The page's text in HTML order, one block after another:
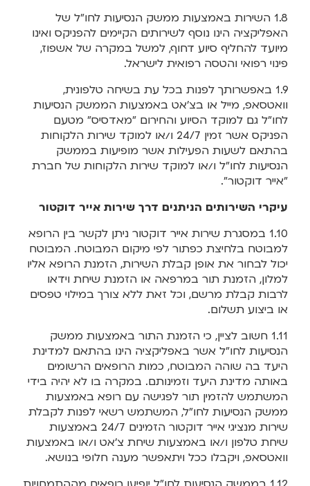
1.8 השירות באמצעות ממשק הנסיעות לחו"ל של
האפליקציה הינו נוסף לשירותים הקיימים להפניקס ואינו
מיועד להחליף סיוע דחוף, למשל במקרה של אשפוז,
פינוי רפואי והטסה רפואית לישראל.
1.9 באפשרותך לפנות בכל עת בשיחה טלפונית,
וואטסאפ, מייל או בצ'אט באמצעות הממשק הנסיעות
לחו"ל גם למוקד הסיוע והחירום "מאדסיס" מטעם
הפניקס אשר זמין 24/7 ו/או למוקד שירות הלקוחות
בהתאם לשעות הפעילות אשר מופיעות בממשק
הנסיעות לחו"ל ו/או למוקד שירות הלקוחות של חברת
"אייר דוקטור".
עיקרי השירותים הניתנים דרך שירות אייר דוקטור
1.10 במסגרת שירות אייר דוקטור ניתן לקשר בין הרופא
למבוטח בלחיצת כפתור לפי מיקום המבוטח. המבוטח
יכול לבחור את אופן קבלת השירות, הזמנת הרופא אליו
למלון, הזמנת תור במרפאה או הזמנת שיחת וידאו
לרבות קבלת מרשם, וכל זאת ללא צורך במילוי טפסים
או ביצוע תשלום.
1.11 חשוב לציין, כי הזמנת התור באמצעות ממשק
הנסיעות לחו"ל אשר באפליקציה הינו בהתאם למדינת
היעד בה שוהה המבוטח, כמות הרופאים הרשומים
באותה מדינת היעד וזמינותם. במקרה בו לא יהיה בידי
המשתמש להזמין תור לפגישה עם רופא באמצעות
ממשק הנסיעות לחו"ל, המשתמש רשאי לפנות לקבלת
שירות מנציגי אייר דוקטור הזמינים 24/7 באמצעות
שיחת טלפון ו/או באמצעות שיחת צ'אט ו/או באמצעות
וואטסאפ, ויקבלו ככל ויתאפשר מענה חלופי בנושא.